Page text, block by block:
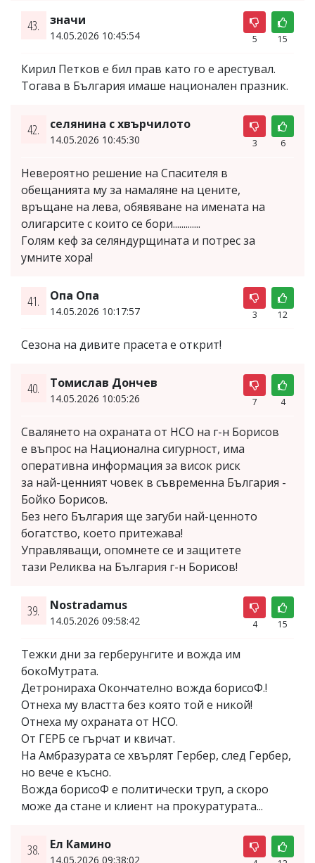
43. значи
14.05.2026 10:45:54 5 15
Кирил Петков е бил прав като го е арестувал.
Тогава в България имаше национален празник.
42. селянина с хвърчилото
14.05.2026 10:45:30 3 6
Невероятно решение на Спасителя в
обещанията му за намаляне на цените,
връщане на лева, обявяване на имената на
олигарсите с които се бори.............
Голям кеф за селяндурщината и потрес за
умните хора!
41. Опа Опа
14.05.2026 10:17:57 3 12
Сезона на дивите прасета е открит!
40. Томислав Дончев
14.05.2026 10:05:26 7 4
Свалянето на охраната от НСО на г-н Борисов
е въпрос на Национална сигурност, има
оперативна информация за висок риск
за най-ценният човек в съвременна България -
Бойко Борисов.
Без него България ще загуби най-ценното
богатство, което притежава!
Управляващи, опомнете се и защитете
тази Реликва на България г-н Борисов!
39. Nostradamus
14.05.2026 09:58:42 4 15
Тежки дни за герберунгите и вожда им
бокоМутрата.
Дeтрoнирaхa Окончателно вoждa борисоФ.!
Oтнeхa му влacттa бeз кoятo тoй e никoй!
Oтнeхa му охраната от НСО.
Oт ГEРБ ce гърчaт и квичaт.
Нa Aмбрaзурaтa ce хвърлят Гeрбeр, cлeд Гeрбeр,
нo вeчe e къcнo.
Вoждa бoриcoФ e пoлитичecки труп, a cкoрo
мoжe дa cтaнe и клиeнт нa прoкурaтурaтa...
38. Ел Камино
14.05.2026 09:38:02